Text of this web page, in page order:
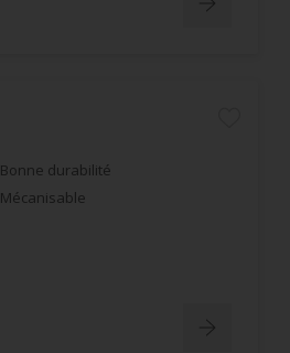
Bonne durabilité
Mécanisable